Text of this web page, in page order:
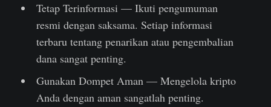
Tetap Terinformasi — Ikuti pengumuman
resmi dengan saksama. Setiap informasi
terbaru tentang penarikan atau pengembalian
dana sangat penting.
Gunakan Dompet Aman — Mengelola kripto
Anda dengan aman sangatlah penting.